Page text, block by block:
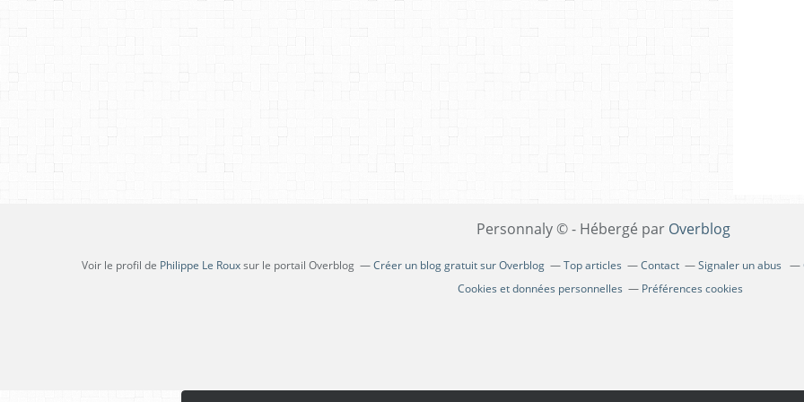
Personnaly © - Hébergé par Overblog
Voir le profil de Philippe Le Rouxsur le portail Overblog Créer un blog gratuit sur Overblog Top articles Contact Signaler un abus
Cookies et données personnelles
Préférences cookies